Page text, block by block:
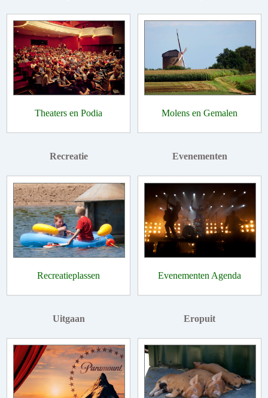
Theaters en Podia Molens en Gemalen
Recreatie
Recreatieplassen
Evenementen
Evenementen Agenda
Uitgaan Eropuit